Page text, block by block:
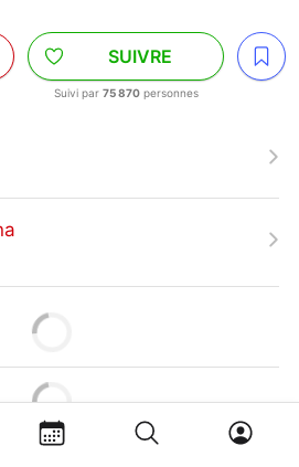
SUIVRE
Suivi par 75 870personnes